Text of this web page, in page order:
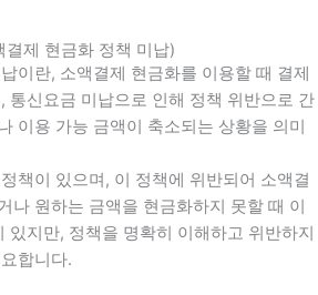
제 현금화 정책 미납)
이란, 소액결제 현금화를 이용할 때 결제
통신요금 미납으로 인해 정책 위반으로 간
이용 가능 금액이 축소되는 상황을 의미
책이 있으며, 이 정책에 위반되어 소액결
나 원하는 금액을 현금화하지 못할 때 이
있지만, 정책을 명확히 이해하고 위반하지
합니다.